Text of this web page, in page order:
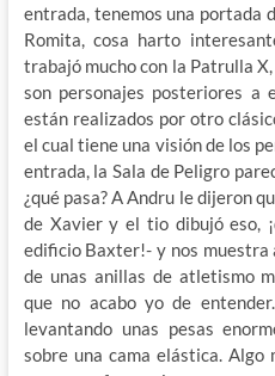
entrada, tenemos una portada
Romita, cosa harto
trabajó mucho con la Patrulla
son personajes posteriores a
están realizados por otro
el cual tiene una visión de los
entrada, la Sala de Peligro
¿qué pasa? A Andru le dijeron
de Xavier y el tio dibujó eso,
edificio Baxter!- y nos muestra
de unas anillas de atletismo
que no acabo yo de
levantando unas pesas
sobre una cama elástica. Algo